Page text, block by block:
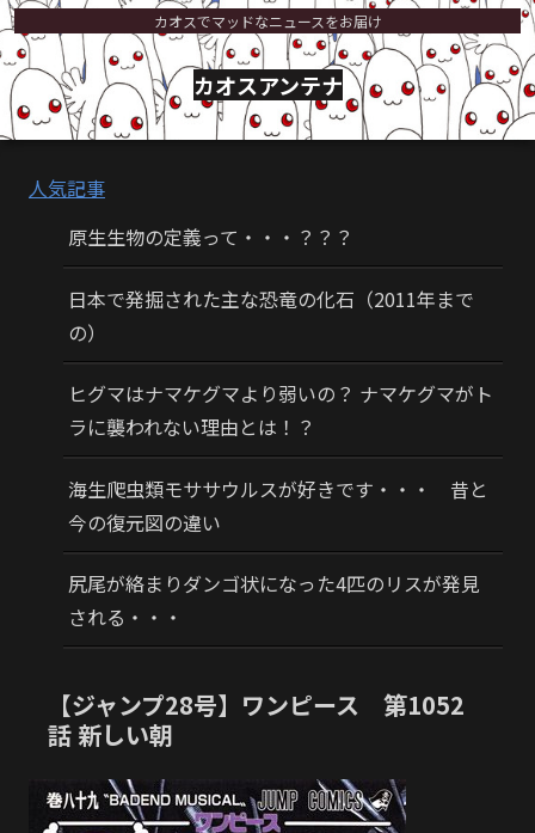
カオスでマッドなニュースをお届け
カオスアンテナ
人気記事
原生生物の定義って・・・？？？
日本で発掘された主な恐竜の化石（2011年まで
の）
ヒグマはナマケグマより弱いの？ ナマケグマがト
ラに襲われない理由とは！？
海生爬虫類モササウルスが好きです・・・ 昔と
今の復元図の違い
尻尾が絡まりダンゴ状になった4匹のリスが発見
される・・・
【ジャンプ28号】ワンピース 第1052
話 新しい朝